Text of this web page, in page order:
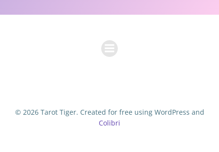
© 2026 Tarot Tiger. Created for free using WordPress and
Colibri